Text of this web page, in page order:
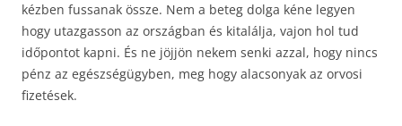
kézben fussanak össze. Nem a beteg dolga kéne legyen
hogy utazgasson az országban és kitalálja, vajon hol tud
időpontot kapni. És ne jöjjön nekem senki azzal, hogy nincs
pénz az egészségügyben, meg hogy alacsonyak az orvosi
fizetések.